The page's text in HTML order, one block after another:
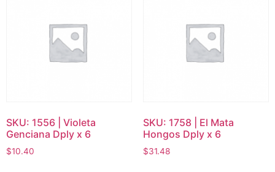
SKU: 1556 | Violeta
Genciana Dply x 6
$10.40
SKU: 1758 | El Mata
Hongos Dply x 6
$31.48